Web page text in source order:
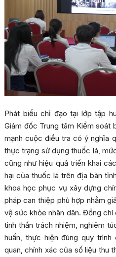
Phát biểu chỉ đạo tại lớp tập
Giám đốc Trung tâm Kiểm soát
mạnh cuộc điều tra có ý nghĩa
thực trạng sử dụng thuốc lá,
cũng như hiệu quả triển khai
hại của thuốc lá trên địa bàn
khoa học phục vụ xây dựng
pháp can thiệp phù hợp nhằm
vệ sức khỏe nhân dân. Đồng
tinh thần trách nhiệm, nghiêm
huấn, thực hiện đúng quy
quan, chính xác của số liệu thu